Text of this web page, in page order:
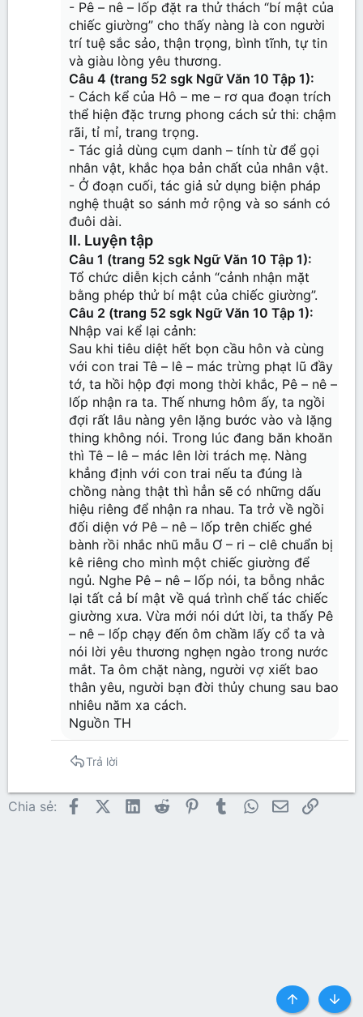
- Pê – nê – lốp đặt ra thử thách “bí mật của
chiếc giường” cho thấy nàng là con người
trí tuệ sắc sảo, thận trọng, bình tĩnh, tự tin
và giàu lòng yêu thương.
Câu 4 (trang 52 sgk Ngữ Văn 10 Tập 1):
- Cách kể của Hô – me – rơ qua đoạn trích
thể hiện đặc trưng phong cách sử thi: chậm
rãi, tỉ mỉ, trang trọng.
- Tác giả dùng cụm danh – tính từ để gọi
nhân vật, khắc họa bản chất của nhân vật.
- Ở đoạn cuối, tác giả sử dụng biện pháp
nghệ thuật so sánh mở rộng và so sánh có
đuôi dài.
II. Luyện tập
Câu 1 (trang 52 sgk Ngữ Văn 10 Tập 1):
Tổ chức diễn kịch cảnh “cảnh nhận mặt
bằng phép thử bí mật của chiếc giường”.
Câu 2 (trang 52 sgk Ngữ Văn 10 Tập 1):
Nhập vai kể lại cảnh:
Sau khi tiêu diệt hết bọn cầu hôn và cùng
với con trai Tê – lê – mác trừng phạt lũ đầy
tớ, ta hồi hộp đợi mong thời khắc, Pê – nê –
lốp nhận ra ta. Thế nhưng hôm ấy, ta ngồi
đợi rất lâu nàng yên lặng bước vào và lặng
thing không nói. Trong lúc đang băn khoăn
thì Tê – lê – mác lên lời trách mẹ. Nàng
khẳng định với con trai nếu ta đúng là
chồng nàng thật thì hẳn sẽ có những dấu
hiệu riêng để nhận ra nhau. Ta trở về ngồi
đối diện vớ Pê – nê – lốp trên chiếc ghé
bành rồi nhắc nhũ mẫu Ơ – ri – clê chuẩn bị
kê riêng cho mình một chiếc giường để
ngủ. Nghe Pê – nê – lốp nói, ta bỗng nhắc
lại tất cả bí mật về quá trình chế tác chiếc
giường xưa. Vừa mới nói dứt lời, ta thấy Pê
– nê – lốp chạy đến ôm chầm lấy cổ ta và
nói lời yêu thương nghẹn ngào trong nước
mắt. Ta ôm chặt nàng, người vợ xiết bao
thân yêu, người bạn đời thủy chung sau bao
nhiêu năm xa cách.
Nguồn TH
Trả lời
Chia sẻ: FacebookX (Twitter)
LinkedInReddit Pinterest
TumblrWhatsApp
EmailLink
Top